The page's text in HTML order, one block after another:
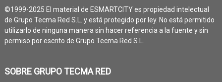
©1999-2025 El material de ESMARTCITY es propiedad intelectual
de Grupo Tecma Red S.L. y está protegido por ley. No está permitido
utilizarlo de ninguna manera sin hacer referencia a la fuente y sin
permiso por escrito de Grupo Tecma Red S.L.
SOBRE GRUPO TECMA RED